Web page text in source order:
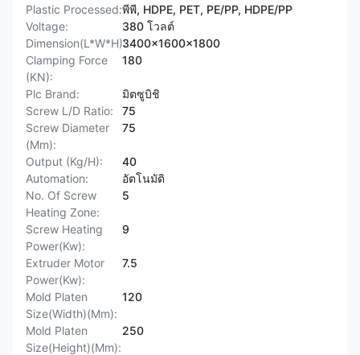
Plastic Processed:พีพี, HDPE, PET, PE/PP, HDPE/PP
Voltage:
380 โวลต์
Dimension(L*W*H):3400x1600x1800
Clamping Force
(KN):
180
Plc Brand:
มิตซูบิชิ
Screw L/D Ratio:
75
Screw Diameter
(Mm):
75
Output (Kg/H):
40
Automation:
อัตโนมัติ
No. Of Screw
Heating Zone:
5
Screw Heating
Power(Kw):
9
Extruder Motor
Power(Kw):
7.5
Mold Platen
Size(Width)(Mm):
120
Mold Platen
Size(Height)(Mm):
250